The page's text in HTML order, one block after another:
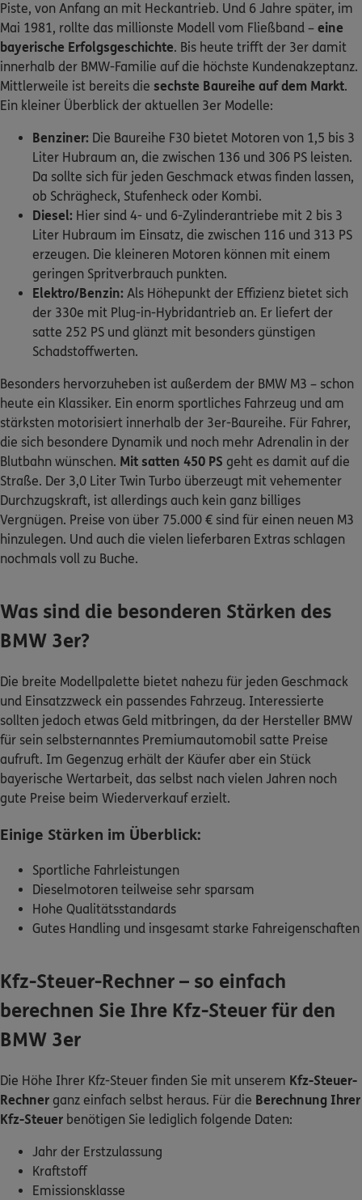
Schaden- oder Leistungsfall melden
Bequem online oder telefonisch.
Kontakt
Meine Versicherungen
Sehen Sie auf einen Blick Ihre Versicherungen bei ERGO,
dem ERGO Rechtsschutz und der DKV.
Zum Kundenportal
Schaden- oder Leistungsfall melden
0800 / 3746 095
Mo–Sa 7–20 Uhr (gebührenfrei)
ERGO Berater finden
Kundenportal Log-in
Piste, von Anfang an mit Heckantrieb. Und 6 Jahre später, im
Mai 1981, rollte das millionste Modell vom Fließband – eine
bayerische Erfolgsgeschichte. Bis heute trifft der 3er damit
innerhalb der BMW-Familie auf die höchste Kundenakzeptanz.
Mittlerweile ist bereits die sechste Baureihe auf dem Markt.
Ein kleiner Überblick der aktuellen 3er Modelle:
Benziner: Die Baureihe F30 bietet Motoren von 1,5 bis 3
Liter Hubraum an, die zwischen 136 und 306 PS leisten.
Da sollte sich für jeden Geschmack etwas finden lassen,
ob Schrägheck, Stufenheck oder Kombi.
Diesel: Hier sind 4- und 6-Zylinderantriebe mit 2 bis 3
Liter Hubraum im Einsatz, die zwischen 116 und 313 PS
erzeugen. Die kleineren Motoren können mit einem
geringen Spritverbrauch punkten.
Elektro/Benzin: Als Höhepunkt der Effizienz bietet sich
der 330e mit Plug-in-Hybridantrieb an. Er liefert der
satte 252 PS und glänzt mit besonders günstigen
Schadstoffwerten.
Besonders hervorzuheben ist außerdem der BMW M3 – schon
heute ein Klassiker. Ein enorm sportliches Fahrzeug und am
stärksten motorisiert innerhalb der 3er-Baureihe. Für Fahrer,
die sich besondere Dynamik und noch mehr Adrenalin in der
Blutbahn wünschen. Mit satten 450 PS geht es damit auf die
Straße. Der 3,0 Liter Twin Turbo überzeugt mit vehementer
Durchzugskraft, ist allerdings auch kein ganz billiges
Vergnügen. Preise von über 75.000 € sind für einen neuen M3
hinzulegen. Und auch die vielen lieferbaren Extras schlagen
nochmals voll zu Buche.
Was sind die besonderen Stärken des
BMW 3er?
Die breite Modellpalette bietet nahezu für jeden Geschmack
und Einsatzzweck ein passendes Fahrzeug. Interessierte
sollten jedoch etwas Geld mitbringen, da der Hersteller BMW
für sein selbsternanntes Premiumautomobil satte Preise
aufruft. Im Gegenzug erhält der Käufer aber ein Stück
bayerische Wertarbeit, das selbst nach vielen Jahren noch
gute Preise beim Wiederverkauf erzielt.
Einige Stärken im Überblick:
Sportliche Fahrleistungen
Dieselmotoren teilweise sehr sparsam
Hohe Qualitätsstandards
Gutes Handling und insgesamt starke Fahreigenschaften
Kfz-Steuer-Rechner – so einfach
berechnen Sie Ihre Kfz-Steuer für den
BMW 3er
Die Höhe Ihrer Kfz-Steuer finden Sie mit unserem Kfz-Steuer-
Rechner ganz einfach selbst heraus. Für die Berechnung Ihrer
Kfz-Steuer benötigen Sie lediglich folgende Daten:
Jahr der Erstzulassung
Kraftstoff
Emissionsklasse